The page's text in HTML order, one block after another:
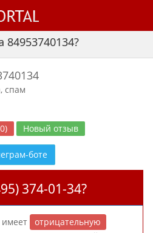
спам
Новый отзыв
боте
374-01-34?
отрицательную